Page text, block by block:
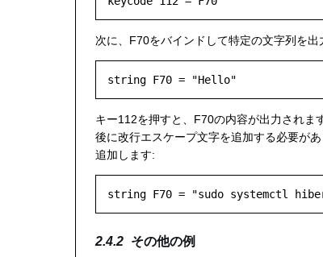
次に、F70をバインドして特定の文字列を出
キー112を押すと、F70の内容が出力されま
後に改行エスケープ文字を追加する必要があ
追加します:
その他の例